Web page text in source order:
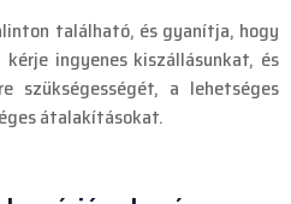
található, és gyanítja, hogy
ingyenes kiszállásunkat, és
szükségességét, a lehetséges
átalakításokat.